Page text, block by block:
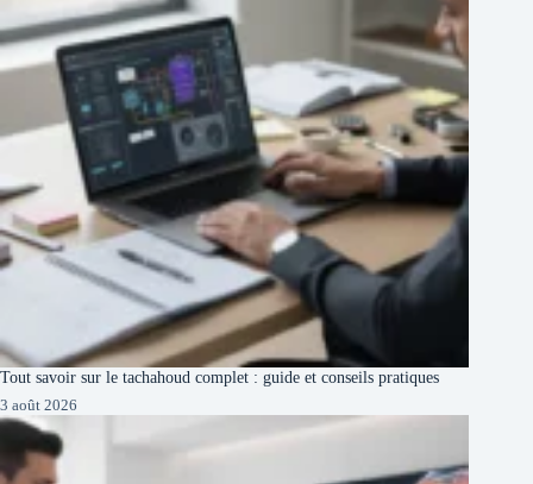
Tout savoir sur le tachahoud complet : guide et conseils pratiques
3 août 2026